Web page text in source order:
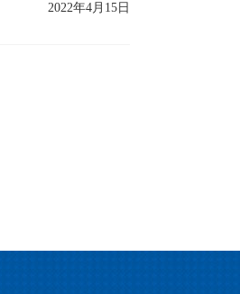
2022年4月15日